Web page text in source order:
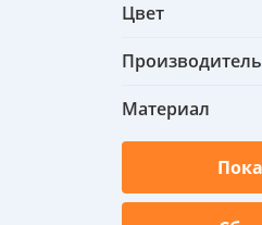
Цвет
Производитель
Материал